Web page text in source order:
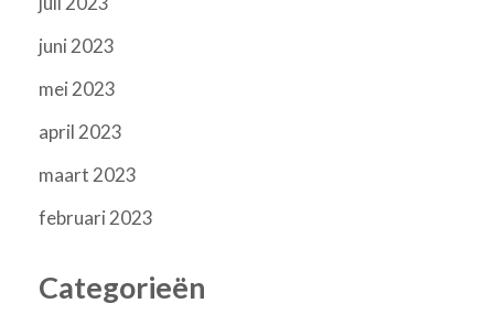
juni 2023
mei 2023
april 2023
maart 2023
februari 2023
Categorieën